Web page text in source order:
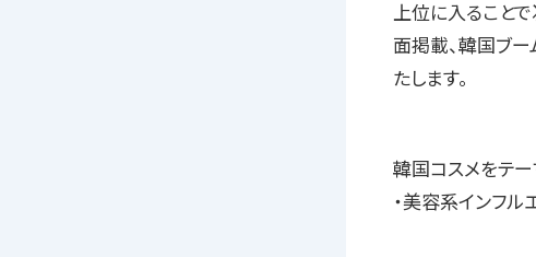
上位に入ること
面掲載、韓国ブ
たします。
韓国コスメをテ
・美容系インフル